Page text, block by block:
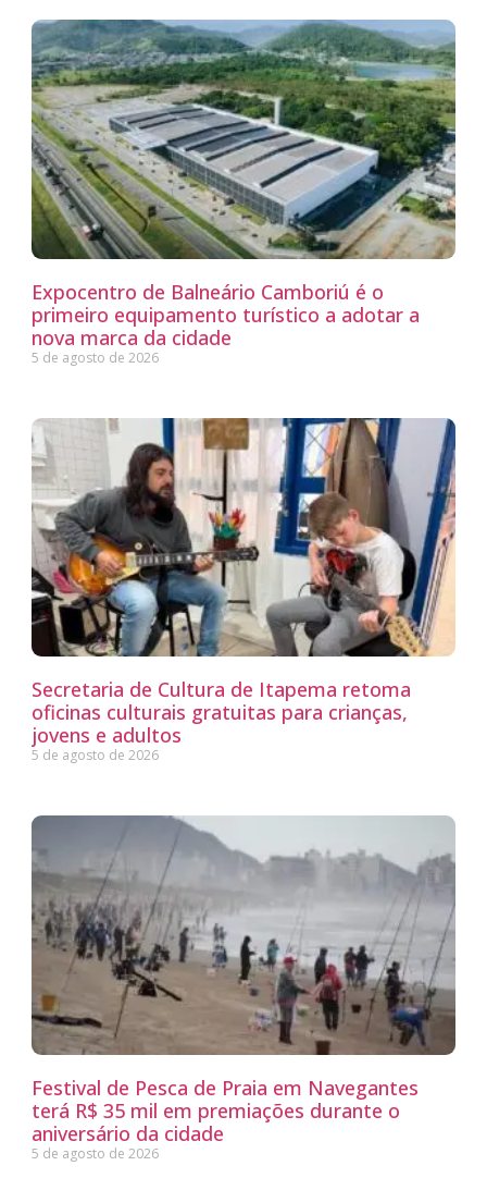
Expocentro de Balneário Camboriú é o
primeiro equipamento turístico a adotar a
nova marca da cidade
5 de agosto de 2026
Secretaria de Cultura de Itapema retoma
oficinas culturais gratuitas para crianças,
jovens e adultos
5 de agosto de 2026
Festival de Pesca de Praia em Navegantes
terá R$ 35 mil em premiações durante o
aniversário da cidade
5 de agosto de 2026